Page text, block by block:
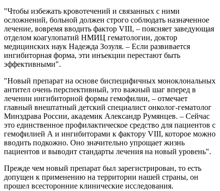
"Чтобы избежать кровотечений и связанных с ними
осложнений, больной должен строго соблюдать назначенное
лечение, вовремя вводить фактор VIII, – поясняет заведующая
отделом коагулопатий НМИЦ гематологии, доктор
медицинских наук Надежда Зозуля. – Если развивается
ингибиторная форма, эти инъекции перестают быть
эффективными".
"Новый препарат на основе биспецифичных моноклональных
антител очень перспективный, это важный шаг вперед в
лечении ингибиторной формы гемофилии, – отмечает
главный внештатный детский специалист онколог-гематолог
Минздрава России, академик Александр Румянцев. – Сейчас
это единственное профилактическое средство для пациентов с
гемофилией А и ингибиторами к фактору VIII, которое можно
вводить подкожно. Оно значительно упрощает жизнь
пациентов и выводит стандарты лечения на новый уровень".
Прежде чем новый препарат был зарегистрирован, то есть
допущен к применению на территории нашей страны, он
прошел всесторонние клинические исследования.